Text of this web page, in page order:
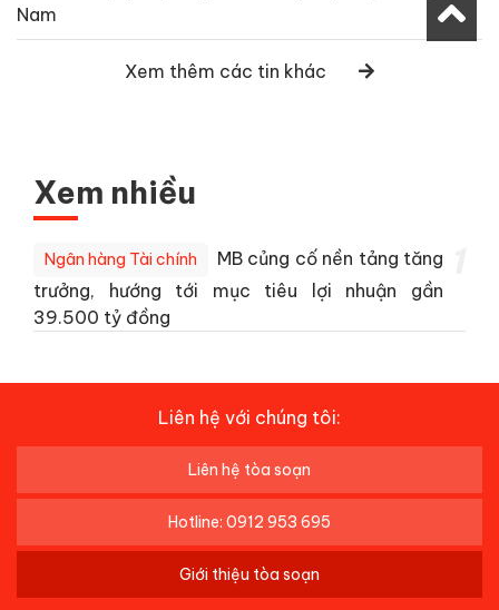
Nam
Xem thêm các tin khác
Xem nhiều
Ngân hàng Tài chính
MB củng cố nền tảng tăng
trưởng, hướng tới mục tiêu lợi nhuận gần
39.500 tỷ đồng
Liên hệ với chúng tôi:
Liên hệ tòa soạn
Hotline: 0912 953 695
Giới thiệu tòa soạn